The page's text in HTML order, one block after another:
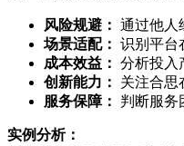
风险规避： 通过他人
场景适配： 识别平台
成本效益： 分析投入
创新能力：
关注合思
服务保障：
判断服务
实例分析：